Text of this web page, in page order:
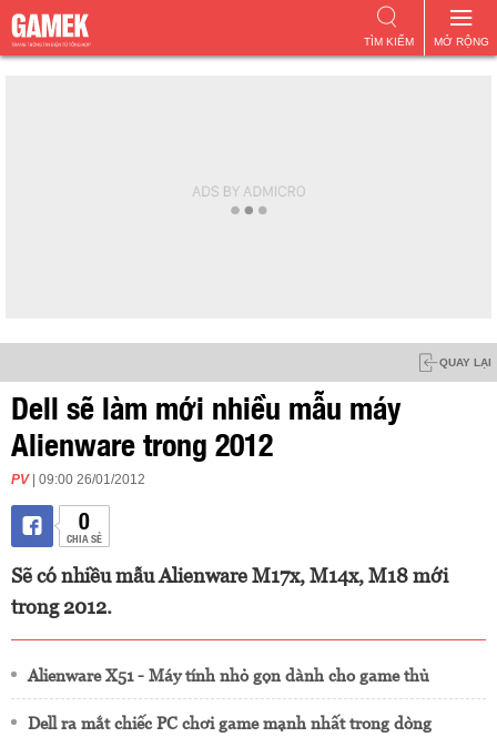
MỞ RỘNG
TÌM KIẾM
QUAY LẠI
Dell sẽ làm mới nhiều mẫu máy
Alienware trong 2012
PV | 09:00 26/01/2012
0
CHIA SẺ
Sẽ có nhiều mẫu Alienware M17x, M14x, M18 mới
trong 2012.
Alienware X51 - Máy tính nhỏ gọn dành cho game thủ
Dell ra mắt chiếc PC chơi game mạnh nhất trong dòng